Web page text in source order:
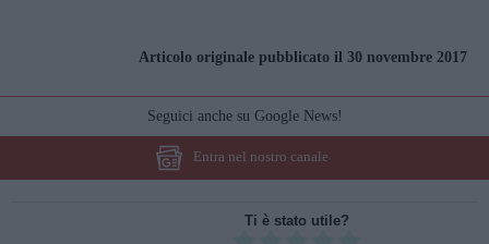
Articolo originale pubblicato il 30 novembre 2017
Seguici anche su Google News!
Entra nel nostro canale
Ti è stato utile?